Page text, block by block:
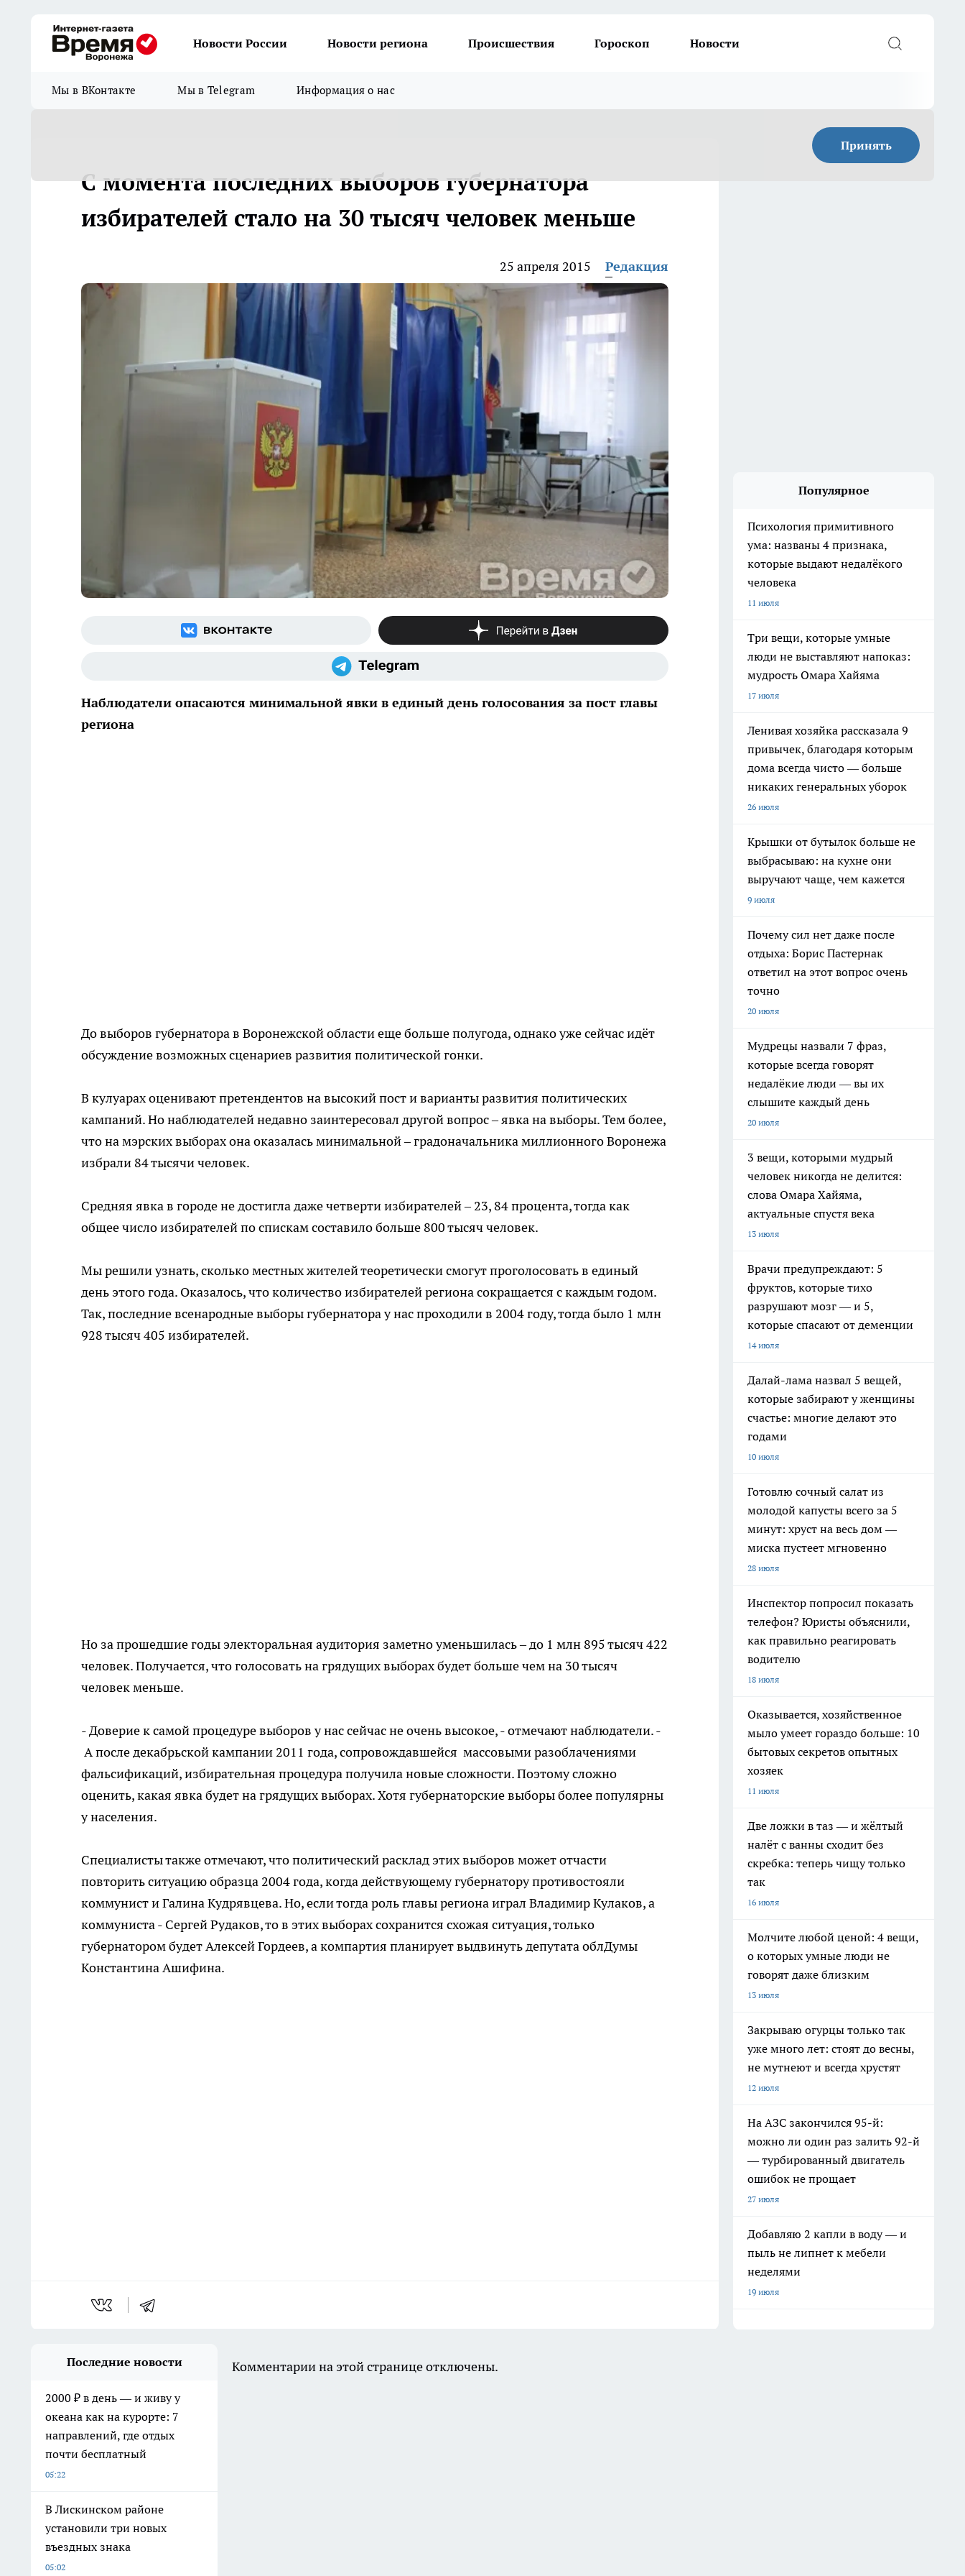
Новости России Новости региона Происшествия Гороскоп Новости
Мы в ВКонтакте Мы в Telegram Информация о нас
Принять
С момента последних выборов губернатора
избирателей стало на 30 тысяч человек меньше
25 апреля 2015 Редакция
Наблюдатели опасаются минимальной явки в единый день голосования за пост главы
региона
До выборов губернатора в Воронежской области еще больше полугода, однако уже сейчас идёт
обсуждение возможных сценариев развития политической гонки.
В кулуарах оценивают претендентов на высокий пост и варианты развития политических
кампаний. Но наблюдателей недавно заинтересовал другой вопрос – явка на выборы. Тем более,
что на мэрских выборах она оказалась минимальной – градоначальника миллионного Воронежа
избрали 84 тысячи человек.
Средняя явка в городе не достигла даже четверти избирателей – 23, 84 процента, тогда как
общее число избирателей по спискам составило больше 800 тысяч человек.
Мы решили узнать, сколько местных жителей теоретически смогут проголосовать в единый
день этого года. Оказалось, что количество избирателей региона сокращается с каждым годом.
Так, последние всенародные выборы губернатора у нас проходили в 2004 году, тогда было 1 млн
928 тысяч 405 избирателей.
Но за прошедшие годы электоральная аудитория заметно уменьшилась – до 1 млн 895 тысяч 422
человек. Получается, что голосовать на грядущих выборах будет больше чем на 30 тысяч
человек меньше.
- Доверие к самой процедуре выборов у нас сейчас не очень высокое, - отмечают наблюдатели. -
А после декабрьской кампании 2011 года, сопровождавшейся массовыми разоблачениями
фальсификаций, избирательная процедура получила новые сложности. Поэтому сложно
оценить, какая явка будет на грядущих выборах. Хотя губернаторские выборы более популярны
у населения.
Специалисты также отмечают, что политический расклад этих выборов может отчасти
повторить ситуацию образца 2004 года, когда действующему губернатору противостояли
коммунист и Галина Кудрявцева. Но, если тогда роль главы региона играл Владимир Кулаков, а
коммуниста - Сергей Рудаков, то в этих выборах сохранится схожая ситуация, только
губернатором будет Алексей Гордеев, а компартия планирует выдвинуть депутата облДумы
Константина Ашифина.
Популярное
Психология примитивного
ума: названы 4 признака,
которые выдают недалёкого
человека
11 июля
Три вещи, которые умные
люди не выставляют напоказ:
мудрость Омара Хайяма
17 июля
Ленивая хозяйка рассказала 9
привычек, благодаря которым
дома всегда чисто — больше
никаких генеральных уборок
26 июля
Крышки от бутылок больше не
выбрасываю: на кухне они
выручают чаще, чем кажется
9 июля
Почему сил нет даже после
отдыха: Борис Пастернак
ответил на этот вопрос очень
точно
20 июля
Мудрецы назвали 7 фраз,
которые всегда говорят
недалёкие люди — вы их
слышите каждый день
20 июля
3 вещи, которыми мудрый
человек никогда не делится:
слова Омара Хайяма,
актуальные спустя века
13 июля
Врачи предупреждают: 5
фруктов, которые тихо
разрушают мозг — и 5,
которые спасают от деменции
14 июля
Далай-лама назвал 5 вещей,
которые забирают у женщины
счастье: многие делают это
годами
10 июля
Готовлю сочный салат из
молодой капусты всего за 5
минут: хруст на весь дом —
миска пустеет мгновенно
28 июля
Инспектор попросил показать
телефон? Юристы объяснили,
как правильно реагировать
водителю
18 июля
Оказывается, хозяйственное
мыло умеет гораздо больше: 10
бытовых секретов опытных
хозяек
11 июля
Две ложки в таз — и жёлтый
налёт с ванны сходит без
скребка: теперь чищу только
так
16 июля
Молчите любой ценой: 4 вещи,
о которых умные люди не
говорят даже близким
13 июля
Закрываю огурцы только так
уже много лет: стоят до весны,
не мутнеют и всегда хрустят
12 июля
На АЗС закончился 95-й:
можно ли один раз залить 92-й
— турбированный двигатель
ошибок не прощает
27 июля
Добавляю 2 капли в воду — и
пыль не липнет к мебели
неделями
19 июля
Последние новости
2000 ₽ в день — и живу у
океана как на курорте: 7
направлений, где отдых
почти бесплатный
05:22
В Лискинском районе
установили три новых
въездных знака
05:02
Комментарии на этой странице отключены.